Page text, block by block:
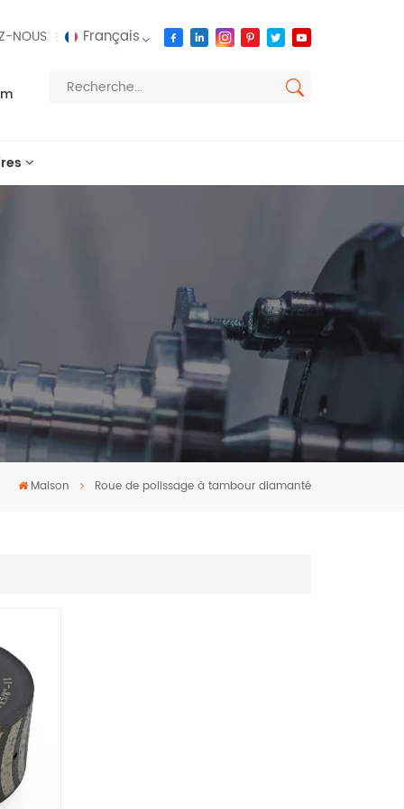
NOUS Français
русский
Maison Roue de polissage à tambour diamanté